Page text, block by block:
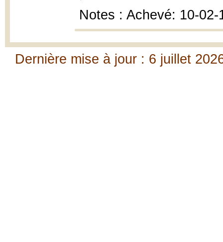
Notes : Achevé: 10-02-
Dernière mise à jour : 6 juillet